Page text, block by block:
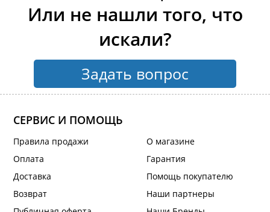
Или не нашли того, что
искали?
Задать вопрос
СЕРВИС И ПОМОЩЬ
Правила продажи
Оплата
Доставка
Возврат
О магазине
Гарантия
Помощь покупателю
Наши партнеры